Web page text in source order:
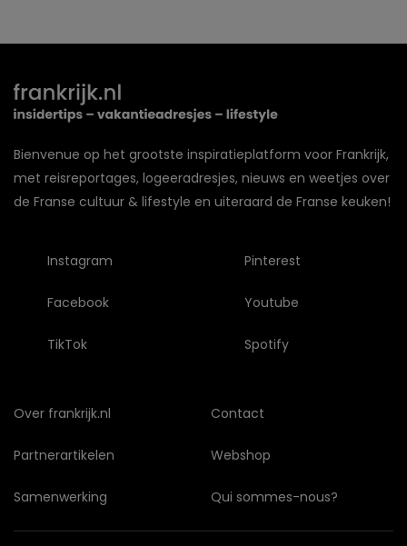
Bienvenue op het grootste inspiratieplatform voor Frankrijk,
met reisreportages, logeeradresjes, nieuws en weetjes over
de Franse cultuur & lifestyle en uiteraard de Franse keuken!
Instagram
Facebook
TikTok
Pinterest
Youtube
Spotify
Over frankrijk.nl
Partnerartikelen
Samenwerking
Contact
Webshop
Qui sommes-nous?